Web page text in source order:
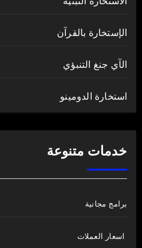
الإستخارة بالقرآن
الآي جنغ التنبؤي
استخارة الدومينو
خدمات متنوعة
برامج مجانية
اسعار العملات